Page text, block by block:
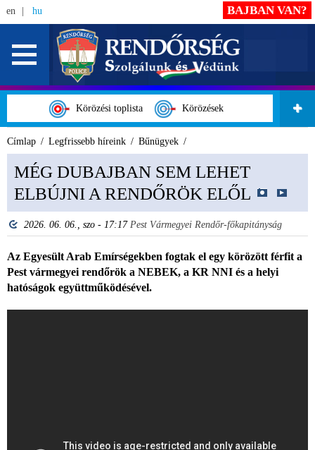
en hu
Körözési toplista Körözések
BAJBAN VAN?
Címlap Legfrissebb híreink Bűnügyek
MÉG DUBAJBAN SEM LEHET
ELBÚJNI A RENDŐRÖK ELŐL
2026. 06. 06., szo - 17:17 Pest Vármegyei Rendőr-főkapitányság
Az Egyesült Arab Emírségekben fogtak el egy körözött férfit a
Pest vármegyei rendőrök a NEBEK, a KR NNI és a helyi
hatóságok együttműködésével.